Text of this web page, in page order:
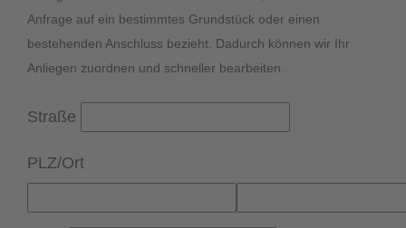
Anfrage auf ein bestimmtes Grundstück oder einen
bestehenden Anschluss bezieht. Dadurch können wir Ihr
Anliegen zuordnen und schneller bearbeiten.
Straße
PLZ/Ort